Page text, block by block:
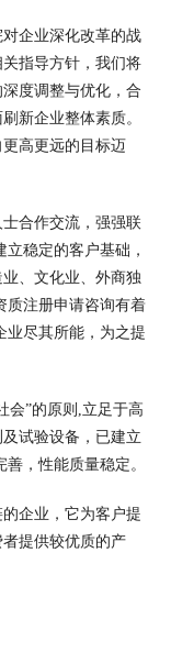
企业深化改革的战
指导方针，我们将
度调整与优化，合
新企业整体素质。
高更远的目标迈
合作交流，强强联
稳定的客户基础，
、文化业、外商独
质注册申请咨询有着
业尽其所能，为之提
会”的原则,立足于高
试验设备，已建立
，性能质量稳定。
企业，它为客户提
提供较优质的产